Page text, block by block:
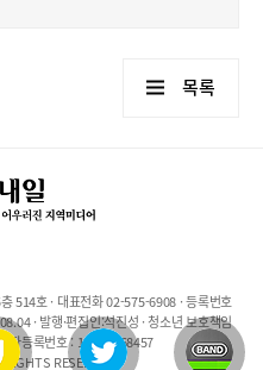
목록
514호 · 대표전화 02-575-6908 · 등록번호
· 발행·편집인:석진성 · 청소년 보호책임
자등록번호 : 101-86-68457
RESERVED.